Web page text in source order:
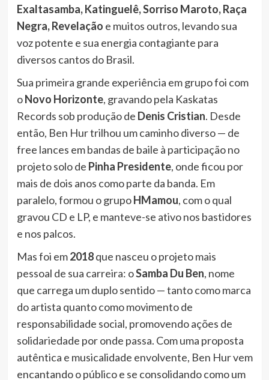
Exaltasamba, Katinguelê, Sorriso Maroto, Raça
Negra, Revelação e muitos outros, levando sua
voz potente e sua energia contagiante para
diversos cantos do Brasil.
Sua primeira grande experiência em grupo foi com
oNovo Horizonte, gravando pela Kaskatas
Records sob produção de Denis Cristian. Desde
então, Ben Hur trilhou um caminho diverso — de
free lances em bandas de baile à participação no
projeto solo de Pinha Presidente, onde ficou por
mais de dois anos como parte da banda. Em
paralelo, formou o grupoHMamou, com o qual
gravou CD e LP, e manteve-se ativo nos bastidores
e nos palcos.
Mas foi em2018que nasceu o projeto mais
pessoal de sua carreira: oSamba Du Ben, nome
que carrega um duplo sentido — tanto como marca
do artista quanto como movimento de
responsabilidade social, promovendo ações de
solidariedade por onde passa. Com uma proposta
autêntica e musicalidade envolvente, Ben Hur vem
encantando o público e se consolidando como um